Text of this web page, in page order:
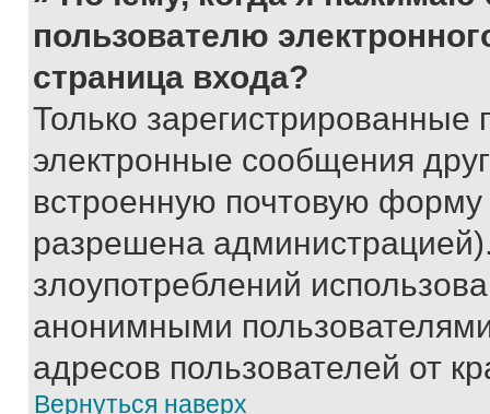
пользователю
страница входа?
Только зарегистрированные
электронные сообщения
встроенную почтовую
разрешена
злоупотреблений
анонимными
адресов пользователей от
Вернуться наверх